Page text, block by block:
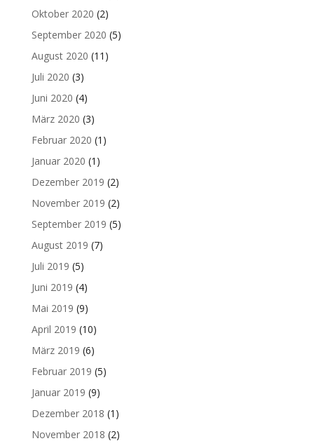
Oktober 2020 (2)
September 2020 (5)
August 2020 (11)
Juli 2020 (3)
Juni 2020 (4)
März 2020 (3)
Februar 2020 (1)
Januar 2020 (1)
Dezember 2019 (2)
November 2019 (2)
September 2019 (5)
August 2019 (7)
Juli 2019 (5)
Juni 2019 (4)
Mai 2019 (9)
April 2019 (10)
März 2019 (6)
Februar 2019 (5)
Januar 2019 (9)
Dezember 2018 (1)
November 2018 (2)